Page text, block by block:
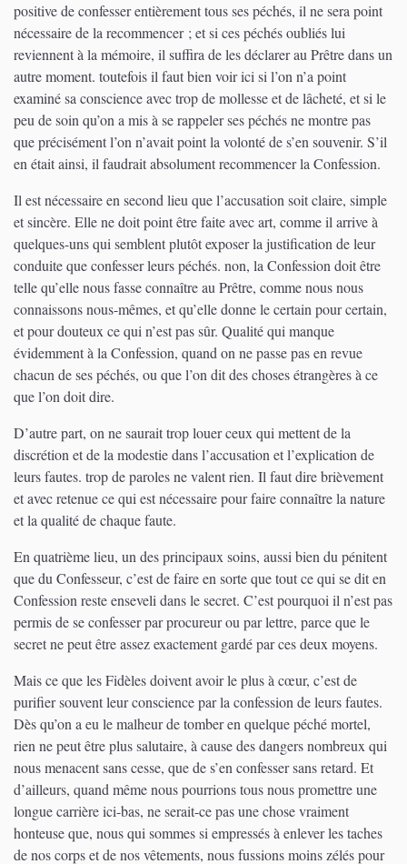
positive de confesser entièrement tous ses péchés, il ne sera point
nécessaire de la recommencer ; et si ces péchés oubliés lui
reviennent à la mémoire, il suffira de les déclarer au Prêtre dans un
autre moment. toutefois il faut bien voir ici si l’on n’a point
examiné sa conscience avec trop de mollesse et de lâcheté, et si le
peu de soin qu’on a mis à se rappeler ses péchés ne montre pas
que précisément l’on n’avait point la volonté de s’en souvenir. S’il
en était ainsi, il faudrait absolument recommencer la Confession.
Il est nécessaire en second lieu que l’accusation soit claire, simple
et sincère. Elle ne doit point être faite avec art, comme il arrive à
quelques-uns qui semblent plutôt exposer la justification de leur
conduite que confesser leurs péchés. non, la Confession doit être
telle qu’elle nous fasse connaître au Prêtre, comme nous nous
connaissons nous-mêmes, et qu’elle donne le certain pour certain,
et pour douteux ce qui n’est pas sûr. Qualité qui manque
évidemment à la Confession, quand on ne passe pas en revue
chacun de ses péchés, ou que l’on dit des choses étrangères à ce
que l’on doit dire.
D’autre part, on ne saurait trop louer ceux qui mettent de la
discrétion et de la modestie dans l’accusation et l’explication de
leurs fautes. trop de paroles ne valent rien. Il faut dire brièvement
et avec retenue ce qui est nécessaire pour faire connaître la nature
et la qualité de chaque faute.
En quatrième lieu, un des principaux soins, aussi bien du pénitent
que du Confesseur, c’est de faire en sorte que tout ce qui se dit en
Confession reste enseveli dans le secret. C’est pourquoi il n’est pas
permis de se confesser par procureur ou par lettre, parce que le
secret ne peut être assez exactement gardé par ces deux moyens.
Mais ce que les Fidèles doivent avoir le plus à cœur, c’est de
purifier souvent leur conscience par la confession de leurs fautes.
Dès qu’on a eu le malheur de tomber en quelque péché mortel,
rien ne peut être plus salutaire, à cause des dangers nombreux qui
nous menacent sans cesse, que de s’en confesser sans retard. Et
d’ailleurs, quand même nous pourrions tous nous promettre une
longue carrière ici-bas, ne serait-ce pas une chose vraiment
honteuse que, nous qui sommes si empressés à enlever les taches
de nos corps et de nos vêtements, nous fussions moins zélés pour